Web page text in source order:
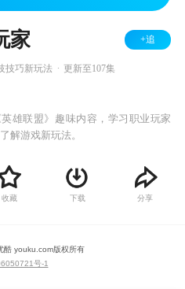
家 +追
技巧新玩法 更新至107集
雄联盟》趣味内容，学习职业玩家
解游戏新玩法。
收藏 下载 分享
酷 youku.com版权所有
号-1